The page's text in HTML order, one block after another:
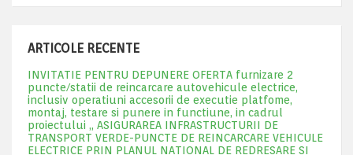
ARTICOLE RECENTE
INVITATIE PENTRU DEPUNERE OFERTA furnizare 2
puncte/statii de reincarcare autovehicule electrice,
inclusiv operatiuni accesorii de executie platfome,
montaj, testare si punere in functiune, in cadrul
proiectului „ ASIGURAREA INFRASTRUCTURII DE
TRANSPORT VERDE-PUNCTE DE REINCARCARE VEHICULE
ELECTRICE PRIN PLANUL NATIONAL DE REDRESARE SI